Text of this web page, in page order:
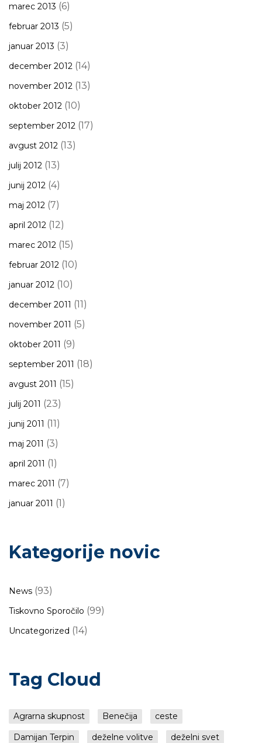
marec 2013 (6)
februar 2013 (5)
januar 2013 (3)
december 2012 (14)
november 2012 (13)
oktober 2012 (10)
september 2012 (17)
avgust 2012 (13)
julij 2012 (13)
junij 2012 (4)
maj 2012 (7)
april 2012 (12)
marec 2012 (15)
februar 2012 (10)
januar 2012 (10)
december 2011 (11)
november 2011 (5)
oktober 2011 (9)
september 2011 (18)
avgust 2011 (15)
julij 2011 (23)
junij 2011 (11)
maj 2011 (3)
april 2011 (1)
marec 2011 (7)
januar 2011 (1)
Kategorije novic
News (93)
Tiskovno Sporočilo (99)
Uncategorized (14)
Tag Cloud
Agrarna skupnost Benečija
ceste
Damijan Terpin
deželne volitve
deželni svet